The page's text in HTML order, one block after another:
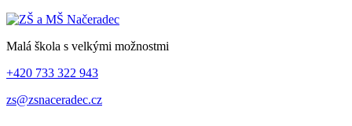
Malá škola s velkými možnostmi
+420 733 322 943
zs@zsnaceradec.cz